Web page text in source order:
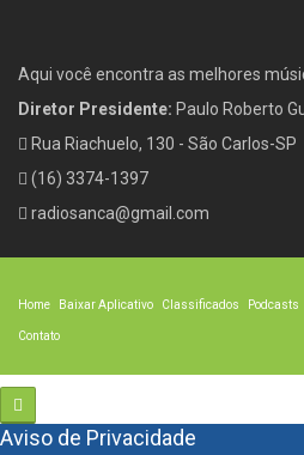
Aqui você encontra as melhores
Diretor Presidente: Paulo Roberto
Rua Riachuelo, 130 - São Carlos-SP
(16) 3374-1397
radiosanca@gmail.com
Home Baixar Aplicativo Classificados Podcasts
Contato
Aviso de Privacidade